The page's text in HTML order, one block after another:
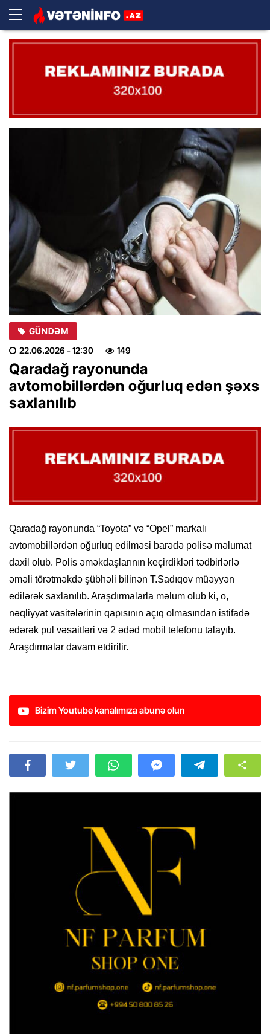
GÜNDƏM
22.06.2026 - 12:30 149
Qaradağ rayonunda
avtomobillərdən oğurluq edən şəxs
saxlanılıb
Qaradağ rayonunda “Toyota” və “Opel” markalı
avtomobillərdən oğurluq edilməsi barədə polisə məlumat
daxil olub. Polis əməkdaşlarının keçirdikləri tədbirlərlə
əməli törətməkdə şübhəli bilinən T.Sadıqov müəyyən
edilərək saxlanılıb. Araşdırmalarla məlum olub ki, o,
nəqliyyat vasitələrinin qapısının açıq olmasından istifadə
edərək pul vəsaitləri və 2 ədəd mobil telefonu talayıb.
Araşdırmalar davam etdirilir.
Bizim Youtube kanalımıza abunə olun